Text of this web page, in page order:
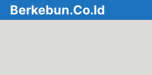
Skip
to
Berkebun.Co.Id